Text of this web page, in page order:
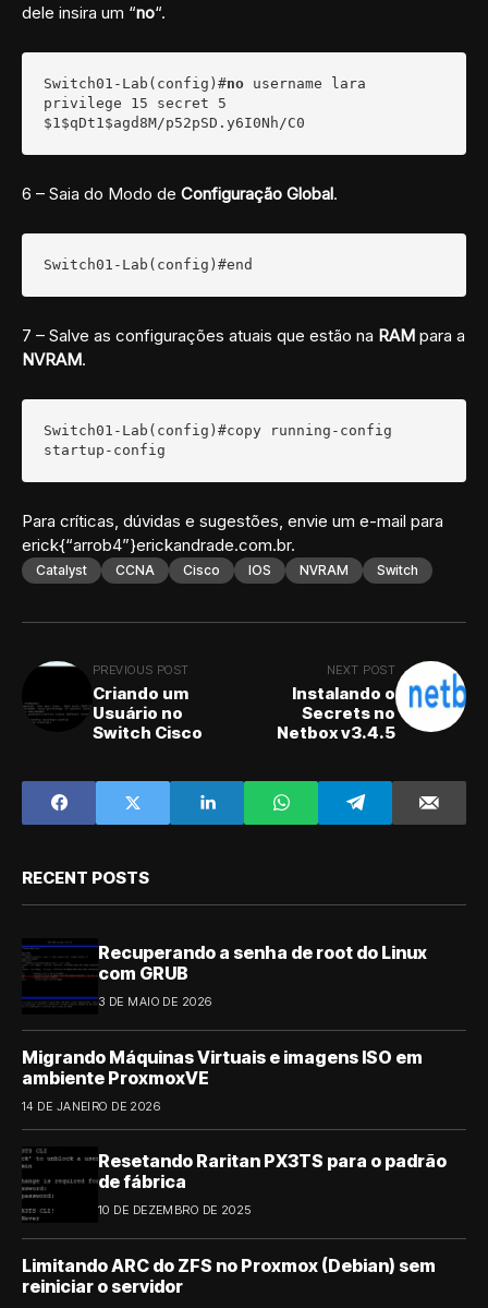
dele insira um “no“.
Switch01-Lab(config)#no username lara
privilege 15 secret 5
$1$qDt1$agd8M/p52pSD.y6I0Nh/C0
6 – Saia do Modo de Configuração Global.
Switch01-Lab(config)#end
7 – Salve as configurações atuais que estão na RAM para a
NVRAM.
Switch01-Lab(config)#copy running-config
startup-config
Para críticas, dúvidas e sugestões, envie um e-mail para
erick{“arrob4”}erickandrade.com.br.
Catalyst CCNA Cisco IOS NVRAM Switch
PREVIOUS POST
Criando um
Usuário no
Switch Cisco
NEXT POST
Instalando o
Secrets no
Netbox v3.4.5
RECENT POSTS
Recuperando a senha de root do Linux
com GRUB
3 DE MAIO DE 2026
Migrando Máquinas Virtuais e imagens ISO em
ambiente ProxmoxVE
14 DE JANEIRO DE 2026
Resetando Raritan PX3TS para o padrão
de fábrica
10 DE DEZEMBRO DE 2025
Limitando ARC do ZFS no Proxmox (Debian) sem
reiniciar o servidor